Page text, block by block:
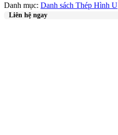
Danh mục: Danh sách Thép Hình U
Liên hệ ngay